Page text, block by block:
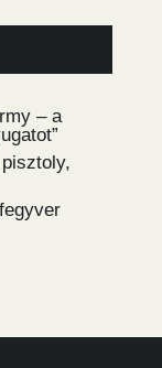
– a